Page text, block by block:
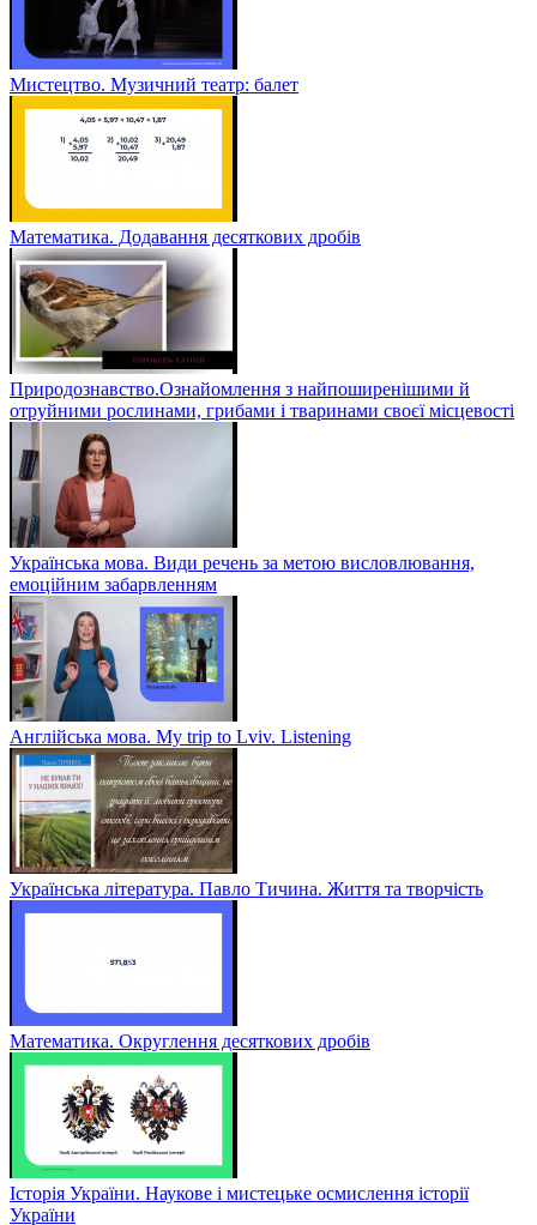
Мистецтво. Музичний театр: балет
Математика. Додавання десяткових дробів
Природознавство.Ознайомлення з найпоширенішими й
отруйними рослинами, грибами і тваринами своєї місцевості
Українська мова. Види речень за метою висловлювання,
емоційним забарвленням
Англійська мова. My trip to Lviv. Listening
Українська література. Павло Тичина. Життя та творчість
Математика. Округлення десяткових дробів
Історія України. Наукове і мистецьке осмислення історії
України